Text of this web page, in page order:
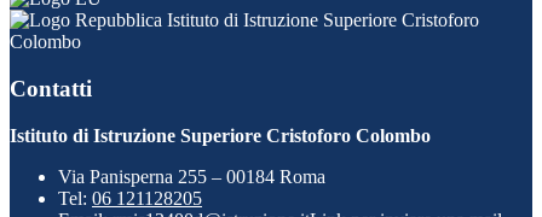
Istituto di Istruzione Superiore Cristoforo
Colombo
Contatti
Istituto di Istruzione Superiore Cristoforo Colombo
Via Panisperna 255 – 00184 Roma
Tel: 06 121128205